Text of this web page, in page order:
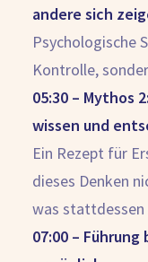
andere sich
Psychologische
Kontrolle,
05:30 – Mythos
wissen und
Ein Rezept für
dieses Denken
was
07:00 –